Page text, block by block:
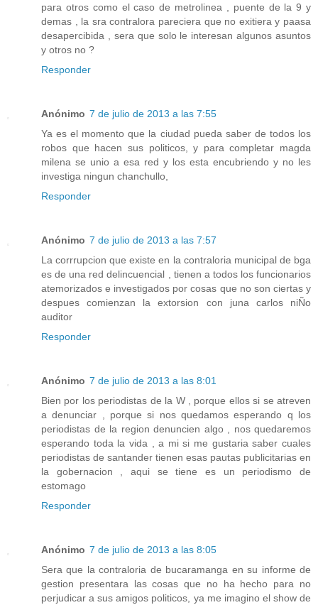
para otros como el caso de metrolinea , puente de la 9 y
demas , la sra contralora pareciera que no exitiera y paasa
desapercibida , sera que solo le interesan algunos asuntos
y otros no ?
Responder
Anónimo 7 de julio de 2013 a las 7:55
Ya es el momento que la ciudad pueda saber de todos los
robos que hacen sus politicos, y para completar magda
milena se unio a esa red y los esta encubriendo y no les
investiga ningun chanchullo,
Responder
Anónimo 7 de julio de 2013 a las 7:57
La corrrupcion que existe en la contraloria municipal de bga
es de una red delincuencial , tienen a todos los funcionarios
atemorizados e investigados por cosas que no son ciertas y
despues comienzan la extorsion con juna carlos niÑo
auditor
Responder
Anónimo 7 de julio de 2013 a las 8:01
Bien por los periodistas de la W , porque ellos si se atreven
a denunciar , porque si nos quedamos esperando q los
periodistas de la region denuncien algo , nos quedaremos
esperando toda la vida , a mi si me gustaria saber cuales
periodistas de santander tienen esas pautas publicitarias en
la gobernacion , aqui se tiene es un periodismo de
estomago
Responder
Anónimo 7 de julio de 2013 a las 8:05
Sera que la contraloria de bucaramanga en su informe de
gestion presentara las cosas que no ha hecho para no
perjudicar a sus amigos politicos, ya me imagino el show de